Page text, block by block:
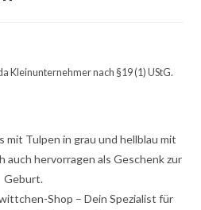
Kleinunternehmer nach §19 (1) UStG.
Tulpen in grau und hellblau mit
auch hervorragen als Geschenk zur
Geburt.
Shop – Dein Spezialist für